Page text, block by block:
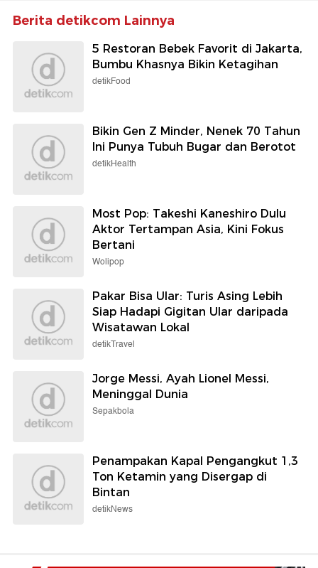
Berita detikcom Lainnya
5 Restoran Bebek Favorit di Jakarta,
Bumbu Khasnya Bikin Ketagihan
detikFood
Bikin Gen Z Minder, Nenek 70 Tahun
Ini Punya Tubuh Bugar dan Berotot
detikHealth
Most Pop: Takeshi Kaneshiro Dulu
Aktor Tertampan Asia, Kini Fokus
Bertani
Wolipop
Pakar Bisa Ular: Turis Asing Lebih
Siap Hadapi Gigitan Ular daripada
Wisatawan Lokal
detikTravel
Jorge Messi, Ayah Lionel Messi,
Meninggal Dunia
Sepakbola
Penampakan Kapal Pengangkut 1,3
Ton Ketamin yang Disergap di
Bintan
detikNews